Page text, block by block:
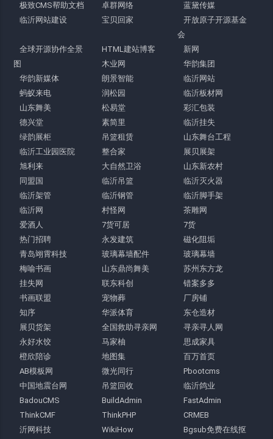
极致CMS帮助文档
卓群网络
蓝黛传媒
临沂网站建设
宝贝回家
开放原子开源基金
会
全球开源协作全景
图
HTML建站博客
新网
木业网
华韵集团
华韵新媒体
朗景智能
临沂网站
蚂蚁来电
润松园
临沂板材网
山东舞美
松易堂
彩汇包装
德兴堂
素简里
临沂挂失
绿韵展柜
吊篮租赁
山东舞台工程
临沂工业园医院
整合家
展贝展架
旭利来
大自然卫浴
山东新农村
同盟国
临沂吊篮
临沂灭火器
临沂架管
临沂钢管
临沂脚手架
临沂网
村怪网
茶雕网
爱酒人
7货可居
7货
热门招聘
永发建筑
磁化阻垢
青岛翊霄科技
玻璃幕墙配件
玻璃幕墙
梅喻书画
山东鼎尚舞美
苏州东方龙
挂失网
联东科创
错案多多
书画联盟
宠物葬
厂房铺
知序
华派体育
东仓造材
展贝货架
全国救助寻亲网
寻亲寻人网
永好水饺
马家柚
思成家具
橙欣陪诊
地图集
百万首页
AB模板网
微光同行
Pbootcms
中国地震台网
吊篮回收
临沂鸽业
BadouCMS
BuildAdmin
FastAdmin
ThinkCMF
ThinkPHP
CRMEB
沂网科技
WikiHow
Bgsub免费在线抠